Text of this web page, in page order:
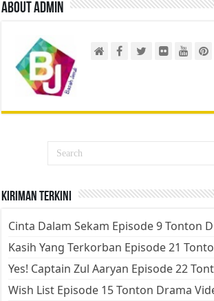
About admin
Kiriman Terkini
Cinta Dalam Sekam Episode 9 Tonton
Kasih Yang Terkorban Episode 21
Yes! Captain Zul Aaryan Episode 22
Wish List Episode 15 Tonton Drama